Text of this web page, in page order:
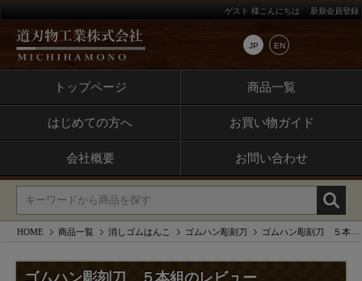
JP EN
ゲスト 様こんにちは 新規会員登録
トップページ 商品一覧
はじめての方へ お買い物ガイド
会社概要 お問い合わせ
HOME 商品一覧 消しゴムはんこ ゴムハン彫刻刀 ゴムハン彫刻刀 ５本組のレビュー
ゴムハン彫刻刀 ５本組のレビュー